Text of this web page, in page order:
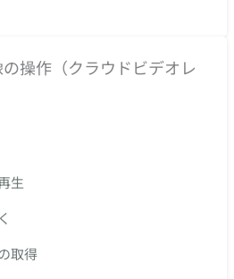
操作（クラウドビデオレ
生
取得